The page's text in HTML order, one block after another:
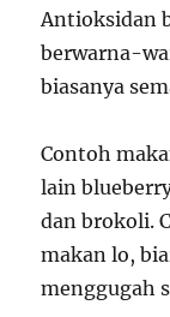
Antioksidan
berwarna-
biasanya
Contoh
lain
dan brokoli.
makan lo,
menggugah